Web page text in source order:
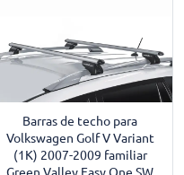
Barras de techo para
Volkswagen Golf V Variant
(1K) 2007-2009 familiar
Green Valley Easy One SW